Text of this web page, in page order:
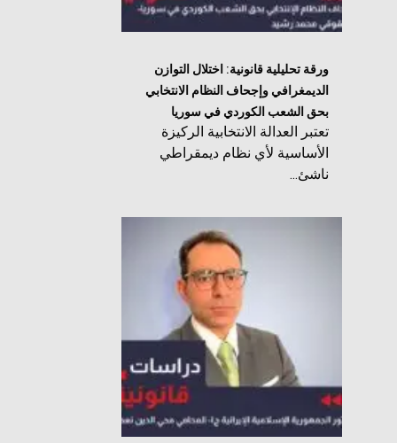
ورقة تحليلية قانونية: اختلال التوازن
الديمغرافي وإجحاف النظام الانتخابي
بحق الشعب الكوردي في سوريا
تعتبر العدالة الانتخابية الركيزة
الأساسية لأي نظام ديمقراطي
ناشئ...